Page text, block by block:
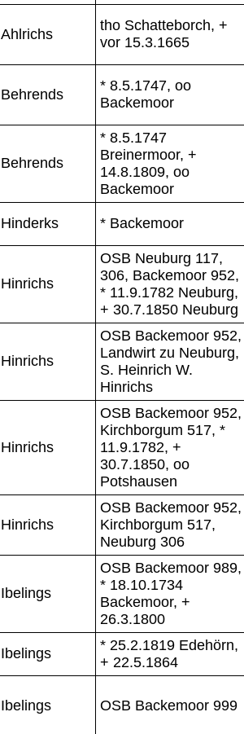
Ahlrichs
tho Schatteborch, +
vor 15.3.1665
Behrends
* 8.5.1747, oo
Backemoor
Behrends
* 8.5.1747
Breinermoor, +
14.8.1809, oo
Backemoor
Hinderks * Backemoor
Hinrichs
OSB Neuburg 117,
306, Backemoor 952,
* 11.9.1782 Neuburg,
+ 30.7.1850 Neuburg
Hinrichs
OSB Backemoor 952,
Landwirt zu Neuburg,
S. Heinrich W.
Hinrichs
Hinrichs
OSB Backemoor 952,
Kirchborgum 517, *
11.9.1782, +
30.7.1850, oo
Potshausen
Hinrichs
OSB Backemoor 952,
Kirchborgum 517,
Neuburg 306
Ibelings
OSB Backemoor 989,
* 18.10.1734
Backemoor, +
26.3.1800
Ibelings
* 25.2.1819 Edehörn,
+ 22.5.1864
Ibelings OSB Backemoor 999